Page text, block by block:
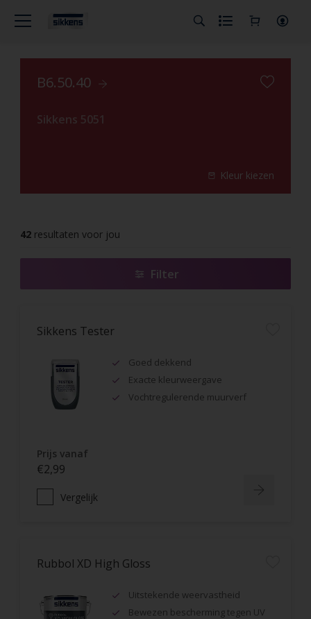
B6.50.40
Sikkens 5051
Kleur kiezen
42 resultaten voor jou
Filter
Sikkens Tester
Goed dekkend
Exacte kleurweergave
Vochtregulerende muurverf
Prijs vanaf
€2,99
Vergelijk
Rubbol XD High Gloss
Uitstekende weervastheid
Bewezen bescherming tegen UV